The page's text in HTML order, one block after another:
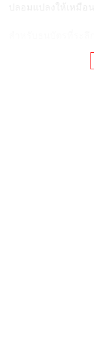
ต้านการปลอมแปลง